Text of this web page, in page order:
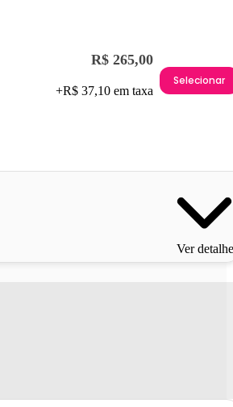
R$ 265,00
+R$ 37,10 em taxa
Selecionar
Ver